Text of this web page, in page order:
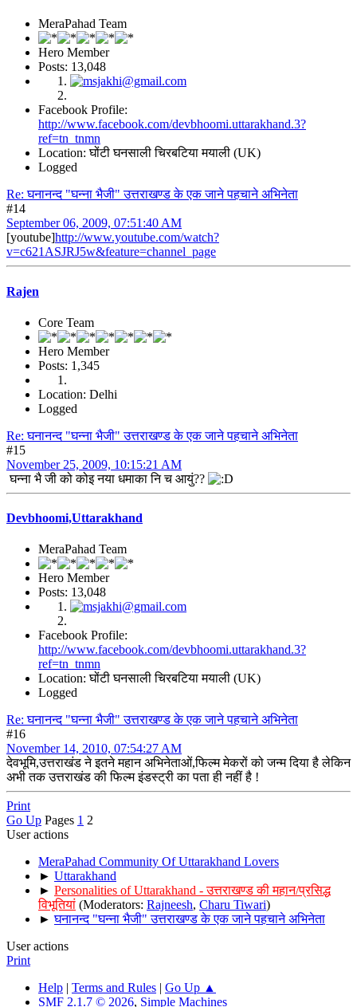
MeraPahad Team
Hero Member
Posts: 13,048
Facebook Profile:
http://www.facebook.com/devbhoomi.uttarakhand.3?
ref=tn_tnmn
Location: घोंटी घनसाली चिरबटिया मयाली (UK)
Logged
Re: घनानन्द "घन्ना भैजी" उत्तराखण्ड के एक जाने पहचाने अभिनेता
#14
September 06, 2009, 07:51:40 AM
[youtube]http://www.youtube.com/watch?
v=c621ASJRJ5w&feature=channel_page
Rajen
Core Team
Hero Member
Posts: 1,345
Location: Delhi
Logged
Re: घनानन्द "घन्ना भैजी" उत्तराखण्ड के एक जाने पहचाने अभिनेता
#15
November 25, 2009, 10:15:21 AM
घन्ना भै जी को कोइ नया धमाका नि च आयुं??
Devbhoomi,Uttarakhand
MeraPahad Team
Hero Member
Posts: 13,048
Facebook Profile:
http://www.facebook.com/devbhoomi.uttarakhand.3?
ref=tn_tnmn
Location: घोंटी घनसाली चिरबटिया मयाली (UK)
Logged
Re: घनानन्द "घन्ना भैजी" उत्तराखण्ड के एक जाने पहचाने अभिनेता
#16
November 14, 2010, 07:54:27 AM
देवभूमि,उत्तराखंड ने इतने महान अभिनेताओं,फिल्म मेकरों को जन्म दिया है लेकिन
अभी तक उत्तराखंड की फिल्म इंडस्ट्री का पता ही नहीं है !
Print
Go Up Pages 1 2
User actions
MeraPahad Community Of Uttarakhand Lovers
► Uttarakhand
► Personalities of Uttarakhand - उत्तराखण्ड की महान/प्रसिद्ध
विभूतियां (Moderators: Rajneesh, Charu Tiwari)
►घनानन्द "घन्ना भैजी" उत्तराखण्ड के एक जाने पहचाने अभिनेता
User actions
Print
Help | Terms and Rules | Go Up ▲
SMF 2.1.7 © 2026, Simple Machines